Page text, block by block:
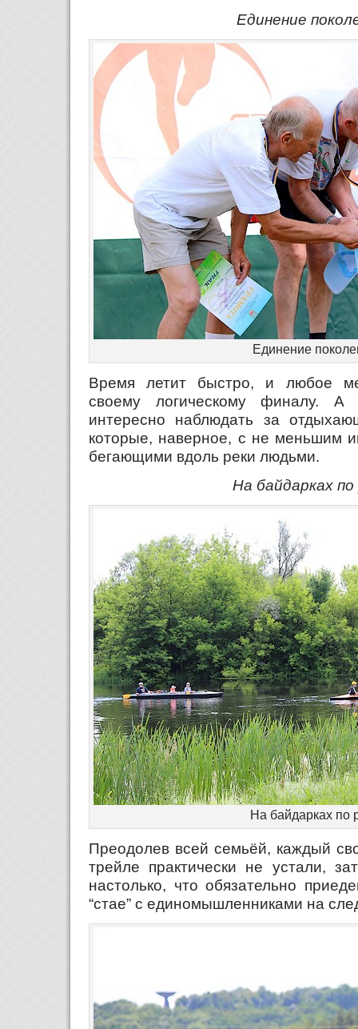
Единение
Единение
Время летит быстро, и любое
своему логическому финалу.
интересно наблюдать за
которые, наверное, с не меньшим
бегающими вдоль реки людьми.
На байдарках по
На байдарках по
Преодолев всей семьёй, каждый
трейле практически не устали,
настолько, что обязательно
“стае” с единомышленниками на